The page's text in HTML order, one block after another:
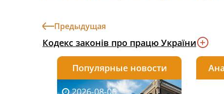
Предыдущая
Кодекс законів про працю України
Популярные новости
2026-08-06 2026-
2026-08-03